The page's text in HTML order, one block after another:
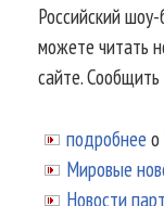
Российский
можете читать
сайте.
подробнее
Мировые
Новости